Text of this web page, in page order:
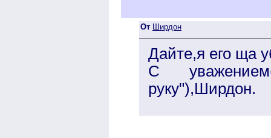
От Ширдон
Дайте,я его ща
С
руку"),Ширдон.